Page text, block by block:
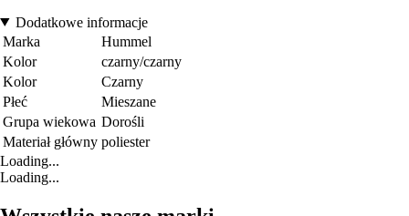
Dodatkowe informacje
Marka
Hummel
Kolor
czarny/czarny
Kolor
Czarny
Płeć
Mieszane
Grupa wiekowa Dorośli
Materiał główny poliester
Loading...
Loading...